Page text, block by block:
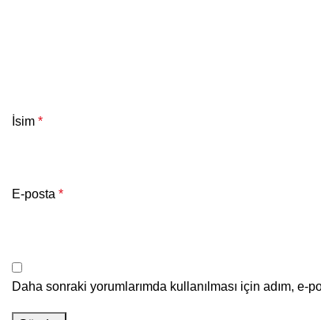
İsim *
E-posta *
Daha sonraki yorumlarımda kullanılması için adım,